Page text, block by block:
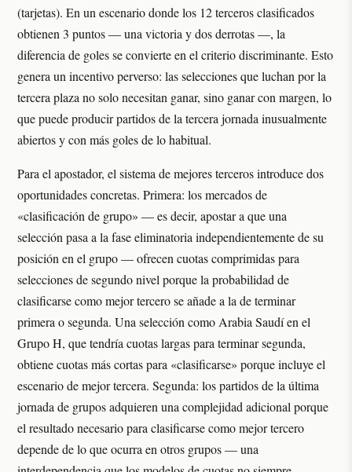
(tarjetas). En un escenario donde los 12 terceros clasificados
obtienen 3 puntos — una victoria y dos derrotas —, la
diferencia de goles se convierte en el criterio discriminante. Esto
genera un incentivo perverso: las selecciones que luchan por la
tercera plaza no solo necesitan ganar, sino ganar con margen, lo
que puede producir partidos de la tercera jornada inusualmente
abiertos y con más goles de lo habitual.
Para el apostador, el sistema de mejores terceros introduce dos
oportunidades concretas. Primera: los mercados de
«clasificación de grupo» — es decir, apostar a que una
selección pasa a la fase eliminatoria independientemente de su
posición en el grupo — ofrecen cuotas comprimidas para
selecciones de segundo nivel porque la probabilidad de
clasificarse como mejor tercero se añade a la de terminar
primera o segunda. Una selección como Arabia Saudí en el
Grupo H, que tendría cuotas largas para terminar segunda,
obtiene cuotas más cortas para «clasificarse» porque incluye el
escenario de mejor tercera. Segunda: los partidos de la última
jornada de grupos adquieren una complejidad adicional porque
el resultado necesario para clasificarse como mejor tercero
depende de lo que ocurra en otros grupos — una